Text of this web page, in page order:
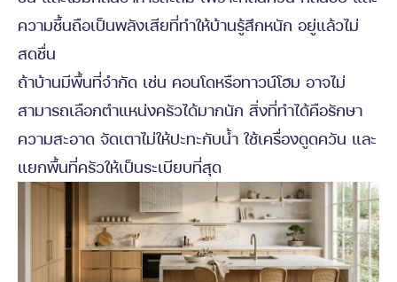
ความชื้นถือเป็นพลังเสียที่ทำให้บ้านรู้สึกหนัก อยู่แล้วไม่
สดชื่น
ถ้าบ้านมีพื้นที่จำกัด เช่น คอนโดหรือทาวน์โฮม อาจไม่
สามารถเลือกตำแหน่งครัวได้มากนัก สิ่งที่ทำได้คือรักษา
ความสะอาด จัดเตาไม่ให้ปะทะกับน้ำ ใช้เครื่องดูดควัน และ
แยกพื้นที่ครัวให้เป็นระเบียบที่สุด